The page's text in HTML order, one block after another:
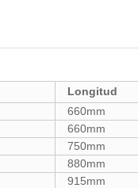
Longitud
660mm
660mm
750mm
880mm
915mm